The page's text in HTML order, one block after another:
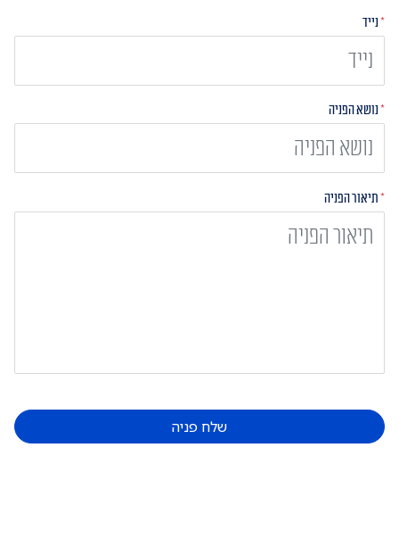
*נייד
*נושא הפניה
*תיאור הפניה
שלח פניה